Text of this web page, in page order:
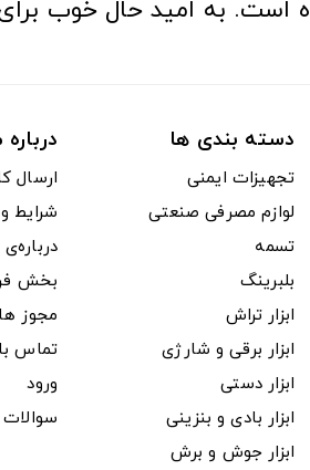
است. به امید حال خوب
دسته بندی ها
تجهیزات ایمنی
لوازم مصرفی صنعتی
تسمه
بلبرینگ
ابزار تراش
ابزار برقی و شارژی
ابزار دستی
ابزار بادی و بنزینی
ابزار جوش و برش
درباره
ارسال
شرایط
درباره‌ی
بخش
مجوز
تماس
ورود
سوالات